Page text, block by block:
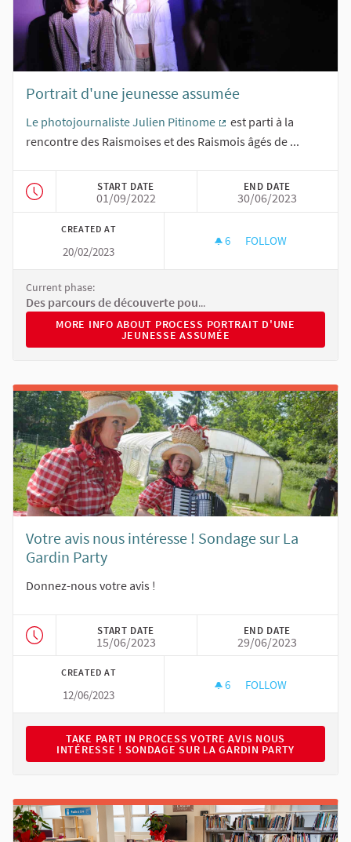
Portrait d'une jeunesse assumée
Le photojournaliste Julien Pitinome
(External link)
est parti à la
rencontre des Raismoises et des Raismois âgés de ...
START DATE
01/09/2022
END DATE
30/06/2023
CREATED AT
20/02/2023
6 6 FOLLOWERS
FOLLOW
Current phase:
Des parcours de découverte pour ne rater aucune photo
MORE INFO ABOUT PROCESS PORTRAIT D'UNE
MORE INFO ABOUT PROCESS PORTRAIT D'UNE
JEUNESSE ASSUMÉE
Votre avis nous intéresse ! Sondage sur La
Gardin Party
Donnez-nous votre avis !
START DATE
15/06/2023
END DATE
29/06/2023
CREATED AT
12/06/2023
6 6 FOLLOWERS
FOLLOW
TAKE PART IN PROCESS VOTRE AVIS NOUS
TAKE PART IN PROCESS VOTRE AVIS NOUS
INTÉRESSE ! SONDAGE SUR LA GARDIN PARTY